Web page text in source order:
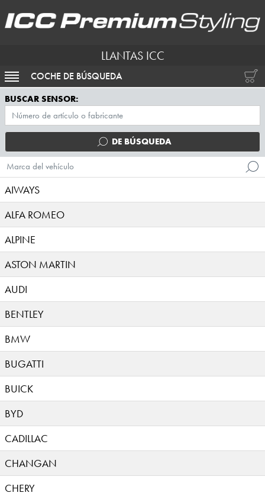
LLANTAS ICC
ACTIVAR NAVEGACIÓN
COCHE DE BÚSQUEDA
BUSCAR SENSOR:
DE BÚSQUEDA
Marca del vehículo
AIWAYS
ALFA ROMEO
ALPINE
ASTON MARTIN
AUDI
BENTLEY
BMW
BUGATTI
BUICK
BYD
CADILLAC
CHANGAN
CHERY